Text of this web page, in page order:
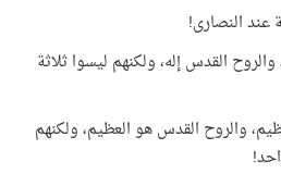
عند النصارى!
والروح القدس إله، ولكنهم ليسوا ثلاثة
والروح القدس هو العظيم، ولكنهم